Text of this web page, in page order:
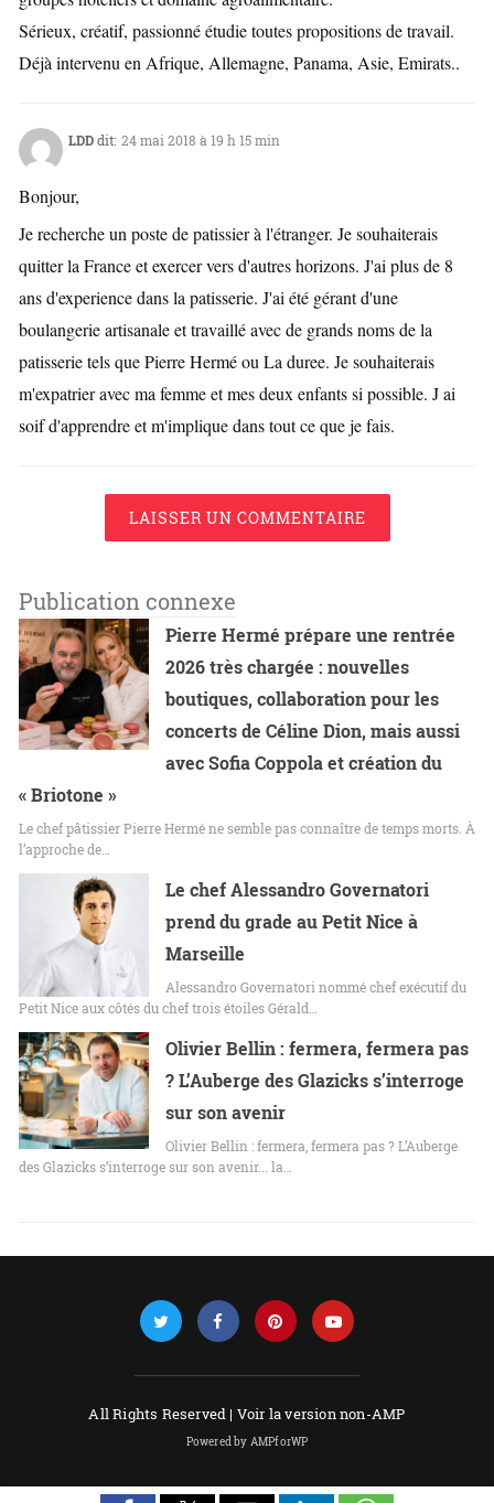
Sérieux, créatif, passionné étudie toutes propositions de travail.
Déjà intervenu en Afrique, Allemagne, Panama, Asie, Emirats..
LDDdit: 24 mai 2018 à 19 h 15 min
Bonjour,
Je recherche un poste de patissier à l'étranger. Je souhaiterais
quitter la France et exercer vers d'autres horizons. J'ai plus de 8
ans d'experience dans la patisserie. J'ai été gérant d'une
boulangerie artisanale et travaillé avec de grands noms de la
patisserie tels que Pierre Hermé ou La duree. Je souhaiterais
m'expatrier avec ma femme et mes deux enfants si possible. J ai
soif d'apprendre et m'implique dans tout ce que je fais.
LAISSER UN COMMENTAIRE
Publication connexe
Pierre Hermé prépare une rentrée
2026 très chargée : nouvelles
boutiques, collaboration pour les
concerts de Céline Dion, mais aussi
avec Sofia Coppola et création du
« Briotone »
Le chef pâtissier Pierre Hermé ne semble pas connaître de temps morts. À
l’approche de…
Le chef Alessandro Governatori
prend du grade au Petit Nice à
Marseille
Alessandro Governatori nommé chef exécutif du
Petit Nice aux côtés du chef trois étoiles Gérald…
Olivier Bellin : fermera, fermera pas
? L’Auberge des Glazicks s’interroge
sur son avenir
Olivier Bellin : fermera, fermera pas ? L’Auberge
des Glazicks s’interroge sur son avenir... la…
All Rights Reserved | Voir la version non-AMP
Powered by AMPforWP